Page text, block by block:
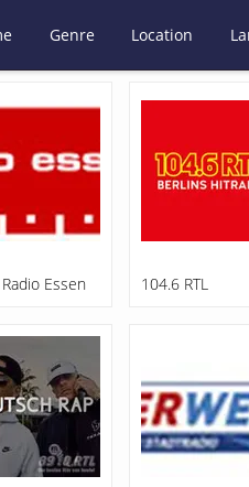
Genre Location
Essen
104.6 RTL